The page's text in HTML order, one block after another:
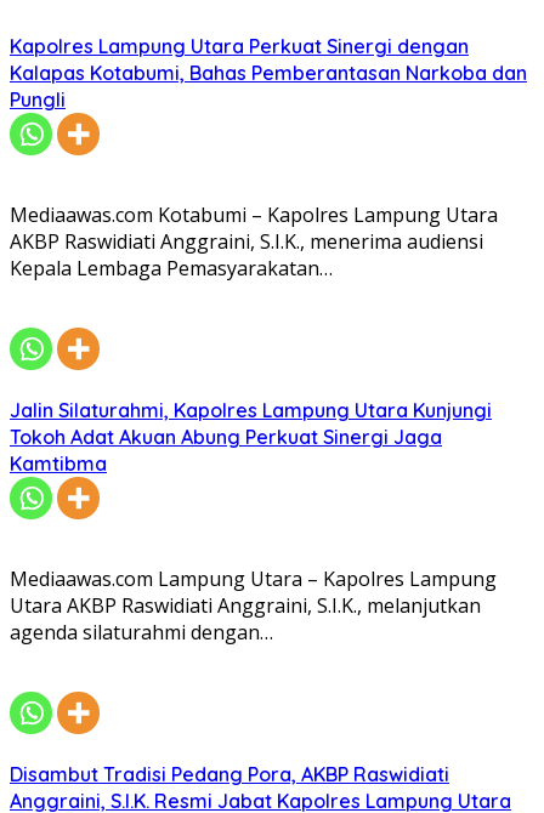
Kapolres Lampung Utara Perkuat Sinergi dengan
Kalapas Kotabumi, Bahas Pemberantasan Narkoba dan
Pungli
Mediaawas.com Kotabumi – Kapolres Lampung Utara
AKBP Raswidiati Anggraini, S.I.K., menerima audiensi
Kepala Lembaga Pemasyarakatan…
Jalin Silaturahmi, Kapolres Lampung Utara Kunjungi
Tokoh Adat Akuan Abung Perkuat Sinergi Jaga
Kamtibma
Mediaawas.com Lampung Utara – Kapolres Lampung
Utara AKBP Raswidiati Anggraini, S.I.K., melanjutkan
agenda silaturahmi dengan…
Disambut Tradisi Pedang Pora, AKBP Raswidiati
Anggraini, S.I.K. Resmi Jabat Kapolres Lampung Utara